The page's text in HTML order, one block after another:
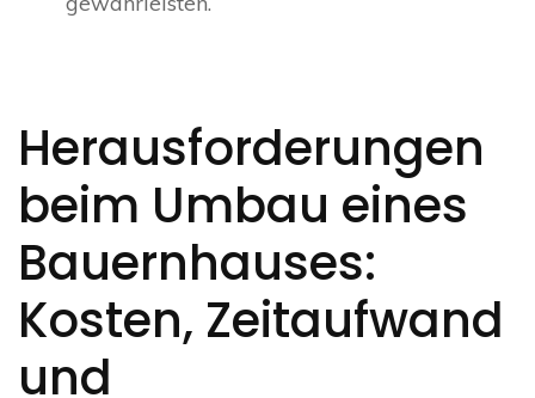
Herausforderungen
beim Umbau eines
Bauernhauses:
Kosten, Zeitaufwand
und